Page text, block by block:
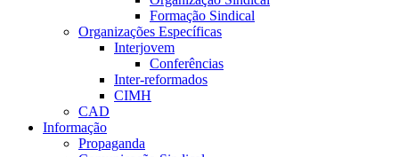
Formação Sindical
Organizações Específicas
Interjovem
Conferências
Inter-reformados
CIMH
CAD
Informação
Propaganda